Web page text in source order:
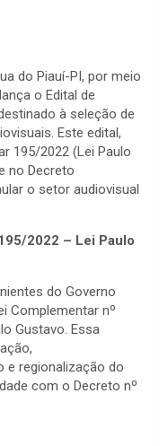
do Piauí-PI, por meio
o Edital de
à seleção de
Este edital,
195/2022 (Lei Paulo
no Decreto
o setor audiovisual
2022 – Lei Paulo
do Governo
Complementar nº
Gustavo. Essa
e regionalização do
com o Decreto nº